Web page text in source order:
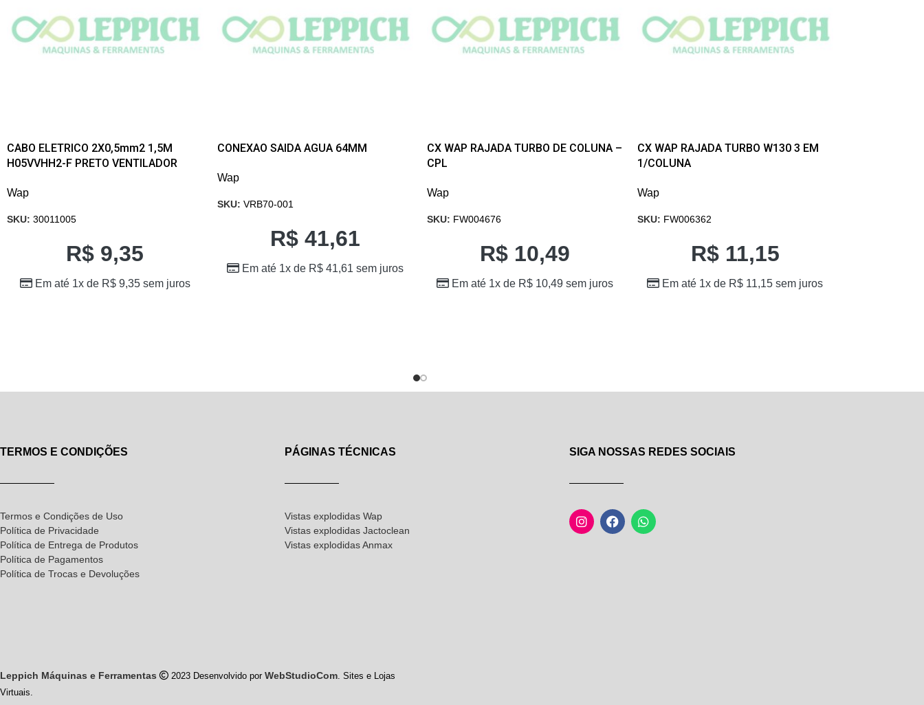
CABO ELETRICO 2X0,5mm2 1,5M
H05VVHH2-F PRETO VENTILADOR
Wap
SKU: 30011005
R$ 9,35
Em até 1x de R$9,35sem juros
CONEXAO SAIDA AGUA 64MM
Wap
SKU: VRB70-001
R$41,61
Em até 1x de R$41,61 sem juros
CX WAP RAJADA TURBO DE COLUNA –
CPL
Wap
SKU: FW004676
R$ 10,49
Em até 1x de R$ 10,49 sem juros
CX WAP RAJADA TURBO W130 3 EM
1/COLUNA
Wap
SKU: FW006362
R$11,15
Em até 1x de R$ 11,15 sem juros
TERMOS E CONDIÇÕES
Termos e Condições de Uso
Política de Privacidade
Política de Entrega de Produtos
Política de Pagamentos
Política de Trocas e Devoluções
PÁGINAS TÉCNICAS
Vistas explodidas Wap
Vistas explodidas Jactoclean
Vistas explodidas Anmax
SIGA NOSSAS REDES SOCIAIS
Leppich Máquinas e Ferramentas 2023 Desenvolvido por WebStudioCom. Sites e Lojas
Virtuais.